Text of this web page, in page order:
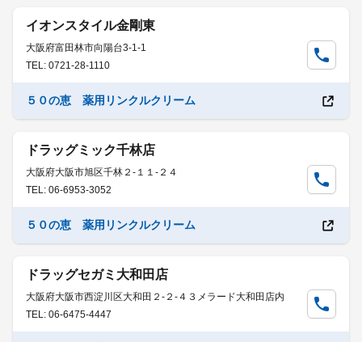
イオンスタイル金剛東
大阪府富田林市向陽台3-1-1
TEL: 0721-28-1110
５０の恵 薬用リンクルクリーム
ドラッグミック千林店
大阪府大阪市旭区千林２-１１-２４
TEL: 06-6953-3052
５０の恵 薬用リンクルクリーム
ドラッグセガミ大和田店
大阪府大阪市西淀川区大和田２-２-４３メラード大和田店内
TEL: 06-6475-4447